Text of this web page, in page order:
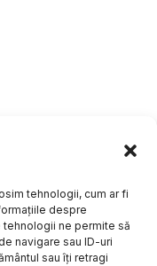
tehnologii, cum ar fi
despre
ne permite să
navigare sau ID-uri
sau îți retragi